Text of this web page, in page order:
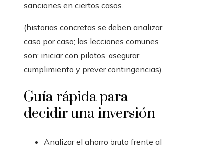
sanciones en ciertos casos.
(historias concretas se deben analizar
caso por caso; las lecciones comunes
son: iniciar con pilotos, asegurar
cumplimiento y prever contingencias).
Guía rápida para
decidir una inversión
Analizar el ahorro bruto frente al